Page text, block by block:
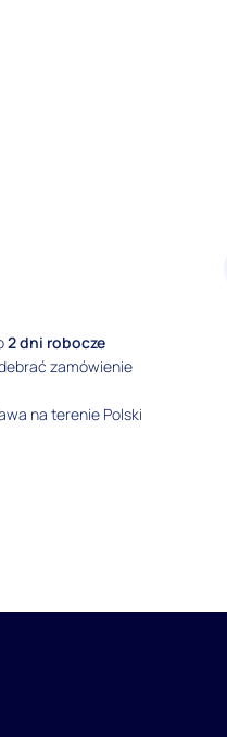
2 dni robocze
zamówienie
na terenie Polski